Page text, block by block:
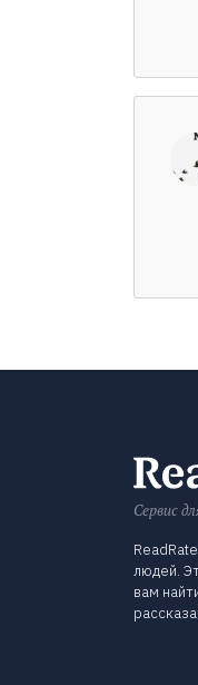
Сервис
людей.
вам